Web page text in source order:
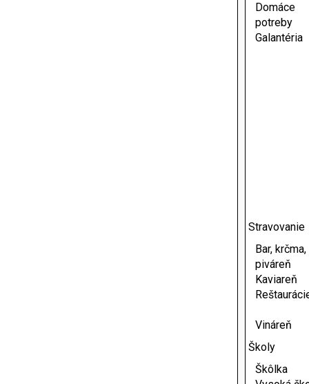
Domáce
potreby
Galantéria
Stravovanie
Bar, krčma,
piváreň
Kaviareň
Vináreň
Školy
Škôlka